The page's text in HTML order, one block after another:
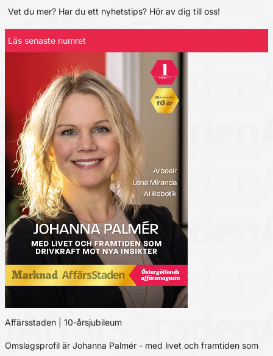
Vet du mer? Har du ett nyhetstips? Hör av dig till oss!
Läs senaste numret
Affärsstaden | 10-årsjubileum
Omslagsprofil är Johanna Palmér - med livet och framtiden som